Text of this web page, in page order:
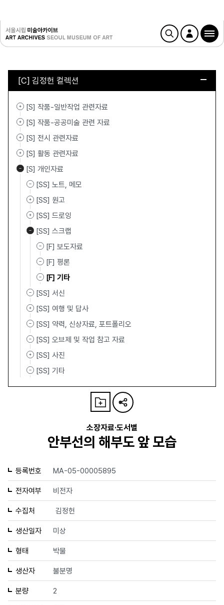
[C] 김정헌 컬렉션
[S] 작품-일반작업 관련자료
[S] 작품-공공미술 관련 자료
[S] 전시 관련자료
[S] 활동 관련자료
[S] 개인자료
[SS] 노트, 메모
[SS] 원고
[SS] 드로잉
[SS] 스크랩
[F] 보도자료
[F] 평론
[F] 기타
[SS] 서신
[SS] 여행 및 답사
[SS] 약력, 신상자료, 포트폴리오
[SS] 오브제 및 작업 참고 자료
[SS] 사진
[SS] 기타
소장자료·도서별
안부선의 해부도 앞 모습
등록번호 MA-05-00005895
전자여부 비전자
수집처 김정헌
생산일자 미상
형태 박물
생산자 불분명
분량 2